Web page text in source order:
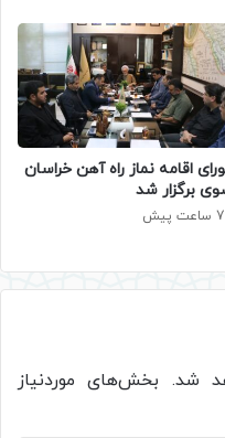
اقامه نماز راه آهن خراسان
برگزار شد
7 ساعت پیش
شد. بخش‌های موردنیاز